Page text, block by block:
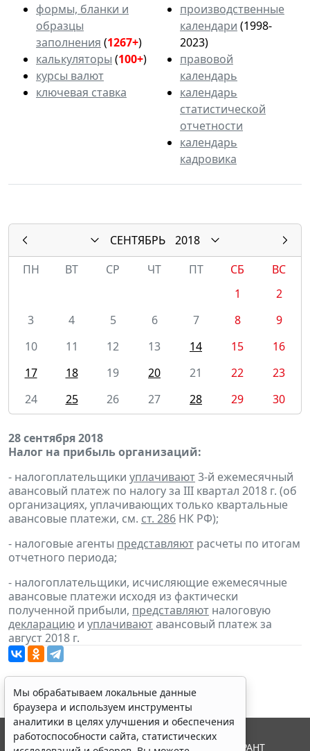
формы, бланки и
образцы
заполнения (1267+)
калькуляторы (100+)
курсы валют
ключевая ставка
производственные
календари (1998-
2023)
правовой
календарь
календарь
статистической
отчетности
календарь
кадровика
СЕНТЯБРЬ
2018
ПН
ВТ СР ЧТ ПТ СБ
ВС
1
2
3
4 5 6 7 8
9
10
11 12 13 14 15
16
17
18 19 20 21 22
23
24
25 26 27 28 29 30
28 сентября 2018
Налог на прибыль организаций:
- налогоплательщики уплачивают3-й ежемесячный
авансовый платеж по налогу за III квартал 2018 г. (об
организациях, уплачивающих только квартальные
авансовые платежи, см. ст. 286 НК РФ);
- налоговые агенты представляют расчеты по итогам
отчетного периода;
- налогоплательщики, исчисляющие ежемесячные
авансовые платежи исходя из фактически
полученной прибыли, представляют налоговую
декларацию и уплачиваютавансовый платеж за
август 2018 г.
Мы обрабатываем локальные данные
браузера и используем инструменты
аналитики в целях улучшения и обеспечения
работоспособности сайта, статистических
© ООО "НПП "ГАРАНТ-СЕРВИС", 2026. Система ГАРАНТ